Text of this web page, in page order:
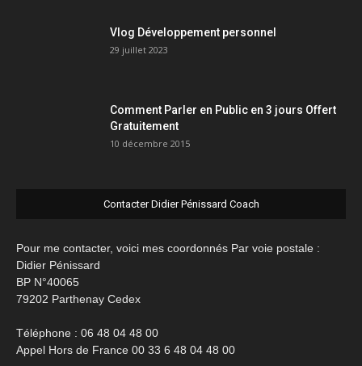
Vlog Développement personnel
29 juillet 2023
Comment Parler en Public en 3 jours Offert
Gratuitement
10 décembre 2015
Contacter Didier Pénissard Coach
Pour me contacter, voici mes coordonnés Par voie postale :
Didier Pénissard
BP N°40065
79202 Parthenay Cedex
Téléphone : 06 48 04 48 00
Appel Hors de France 00 33 6 48 04 48 00